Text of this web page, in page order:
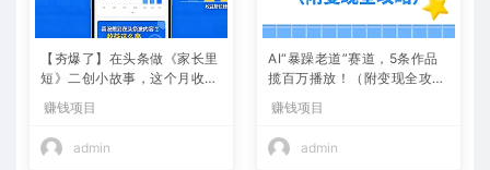
【夯爆了】在头条做《家长里
短》二创小故事，这个月收益
2w+
赚钱项目
admin
AI“暴躁老道”赛道，5条作品
揽百万播放！（附变现全攻
略）
赚钱项目
admin